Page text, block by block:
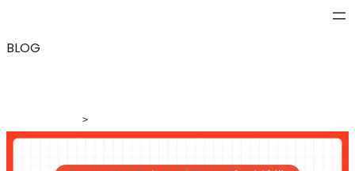
BLOG
>
ブログ>Zuora APIを利用したデータ連携の実践ガイド｜
Connector Builderでの独自コネクタ作成事例